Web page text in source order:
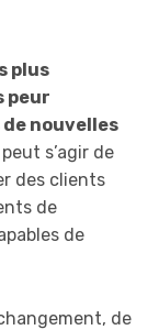
plus
peur
nouvelles
s’agir de
des clients
de
de
de